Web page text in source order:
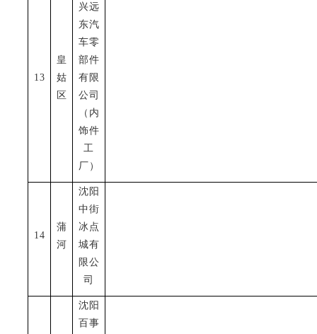
13
皇
姑
区
兴远
东汽
车零
部件
有限
公司
（内
饰件
工
厂）
14
蒲
河
沈阳
中街
冰点
城有
限公
司
沈阳
百事